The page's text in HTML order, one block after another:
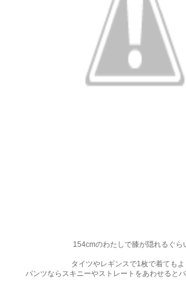
154cmのわたしで膝が隠れるぐら
タイツやレギンスで1枚で着てもよ
パンツならスキニーやストレートをあわせるとバ